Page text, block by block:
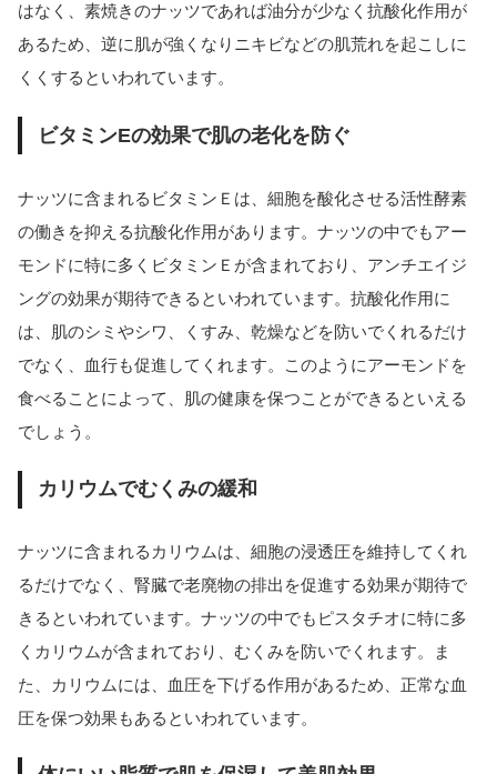
はなく、素焼きのナッツであれば油分が少なく抗酸化作用が
あるため、逆に肌が強くなりニキビなどの肌荒れを起こしに
くくするといわれています。
ビタミンEの効果で肌の老化を防ぐ
ナッツに含まれるビタミンＥは、細胞を酸化させる活性酵素
の働きを抑える抗酸化作用があります。ナッツの中でもアー
モンドに特に多くビタミンＥが含まれており、アンチエイジ
ングの効果が期待できるといわれています。抗酸化作用に
は、肌のシミやシワ、くすみ、乾燥などを防いでくれるだけ
でなく、血行も促進してくれます。このようにアーモンドを
食べることによって、肌の健康を保つことができるといえる
でしょう。
カリウムでむくみの緩和
ナッツに含まれるカリウムは、細胞の浸透圧を維持してくれ
るだけでなく、腎臓で老廃物の排出を促進する効果が期待で
きるといわれています。ナッツの中でもピスタチオに特に多
くカリウムが含まれており、むくみを防いでくれます。ま
た、カリウムには、血圧を下げる作用があるため、正常な血
圧を保つ効果もあるといわれています。